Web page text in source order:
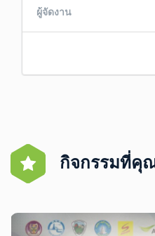
ผู้จัดงาน
กิจกรรมที่คุ